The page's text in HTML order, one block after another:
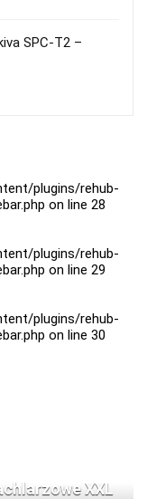
SPC-T2 –
plugins/rehub-
on line 28
plugins/rehub-
on line 29
plugins/rehub-
on line 30
XXL